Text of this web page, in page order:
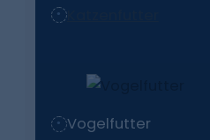
Katzenfutter
Vogelfutter